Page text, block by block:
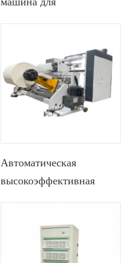
отрицательного давления
для литий-ионной
призматической батареи
Автоматическая
высокоэффективная
производства
призматических батарей